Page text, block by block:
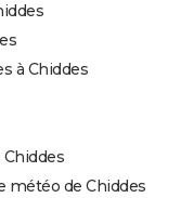
à Chiddes
météo de Chiddes